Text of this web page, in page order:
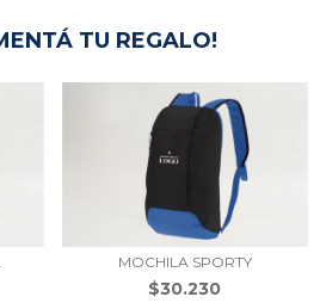
TU REGALO!
MOCHILA SPORTY
$30.230